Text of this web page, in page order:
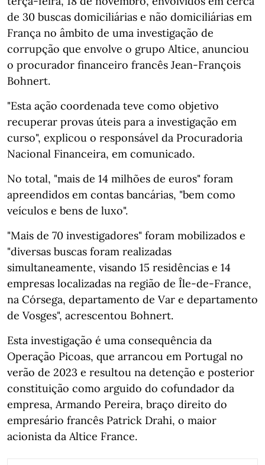
de 30 buscas domiciliárias e não domiciliárias em
França no âmbito de uma investigação de
corrupção que envolve o grupo Altice, anunciou
o procurador financeiro francês Jean-François
Bohnert.
"Esta ação coordenada teve como objetivo
recuperar provas úteis para a investigação em
curso", explicou o responsável da Procuradoria
Nacional Financeira, em comunicado.
No total, "mais de 14 milhões de euros" foram
apreendidos em contas bancárias, "bem como
veículos e bens de luxo".
"Mais de 70 investigadores" foram mobilizados e
"diversas buscas foram realizadas
simultaneamente, visando 15 residências e 14
empresas localizadas na região de Île-de-France,
na Córsega, departamento de Var e departamento
de Vosges", acrescentou Bohnert.
Esta investigação é uma consequência da
Operação Picoas, que arrancou em Portugal no
verão de 2023 e resultou na detenção e posterior
constituição como arguido do cofundador da
empresa, Armando Pereira, braço direito do
empresário francês Patrick Drahi, o maior
acionista da Altice France.